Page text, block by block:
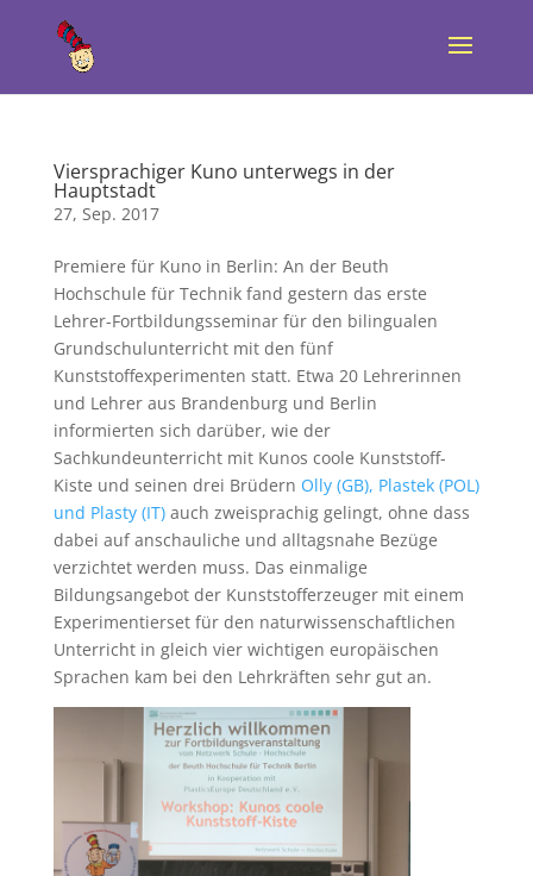
Viersprachiger Kuno unterwegs in der
Hauptstadt
27, Sep. 2017
Premiere für Kuno in Berlin: An der Beuth
Hochschule für Technik fand gestern das erste
Lehrer-Fortbildungsseminar für den bilingualen
Grundschulunterricht mit den fünf
Kunststoffexperimenten statt. Etwa 20 Lehrerinnen
und Lehrer aus Brandenburg und Berlin
informierten sich darüber, wie der
Sachkundeunterricht mit Kunos coole Kunststoff-
Kiste und seinen drei Brüdern Olly (GB), Plastek (POL)
und Plasty (IT)auch zweisprachig gelingt, ohne dass
dabei auf anschauliche und alltagsnahe Bezüge
verzichtet werden muss. Das einmalige
Bildungsangebot der Kunststoff­erzeuger mit einem
Experimentierset für den naturwissenschaftlichen
Unterricht in gleich vier wichtigen europäischen
Sprachen kam bei den Lehrkräften sehr gut an.